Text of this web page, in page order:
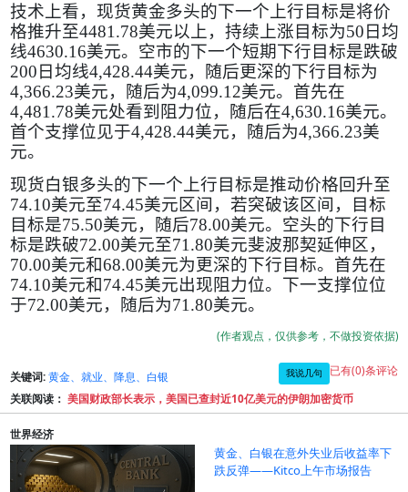
技术上看，现货黄金多头的下一个上行目标是将价
格推升至4481.78美元以上，持续上涨目标为50日均
线4630.16美元。空市的下一个短期下行目标是跌破
200日均线4,428.44美元，随后更深的下行目标为
4,366.23美元，随后为4,099.12美元。首先在
4,481.78美元处看到阻力位，随后在4,630.16美元。
首个支撑位见于4,428.44美元，随后为4,366.23美
元。
现货白银多头的下一个上行目标是推动价格回升至
74.10美元至74.45美元区间，若突破该区间，目标
目标是75.50美元，随后78.00美元。空头的下行目
标是跌破72.00美元至71.80美元斐波那契延伸区，
70.00美元和68.00美元为更深的下行目标。首先在
74.10美元和74.45美元出现阻力位。下一支撑位位
于72.00美元，随后为71.80美元。
(作者观点，仅供参考，不做投资依据)
关键词: 黄金、就业、降息、白银 我说几句 已有(0)条评论
关联阅读： 美国财政部长表示，美国已查封近10亿美元的伊朗加密货币
世界经济
黄金、白银在意外失业后收益率下
跌反弹——Kitco上午市场报告